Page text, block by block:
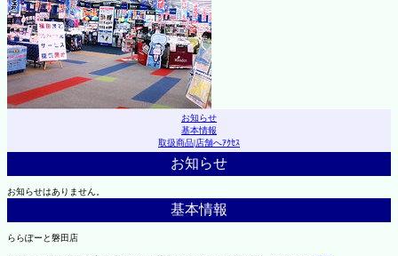
お知らせ
基本情報
取扱商品|店舗へｱｸｾｽ
お知らせ
お知らせはありません。
基本情報
ららぽーと磐田店